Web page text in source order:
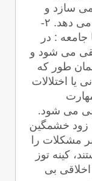
سازد و
توجه به آن جزء لاینفکی از برنامه ریزی های نظام سلامت را تشکیل می دهد. ۲-
جامعه : در
می شود و
طور که
اختلالات
می شود.
زود خشمگین
مشکلات را
کینه توز
بی